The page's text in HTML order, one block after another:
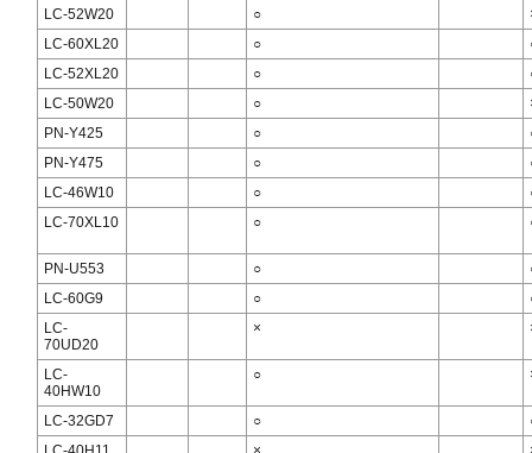
LC-52W20
○
LC-60XL20
○
LC-52XL20
○
LC-50W20
○
PN-Y425
○
PN-Y475
○
LC-46W10
○
LC-70XL10
○
PN-U553 ○
LC-60G9
○
LC-
70UD20
×
LC-
40HW10
○
LC-32GD7 ○